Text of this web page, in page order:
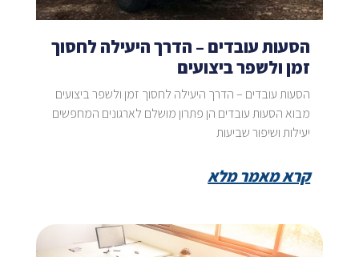
הסעות עובדים – הדרך היעילה לחסוך
זמן ולשפר ביצועים
הסעות עובדים – הדרך היעילה לחסוך זמן ולשפר ביצועים
מבוא הסעות עובדים הן פתרון מושלם לארגונים המחפשים
יעילות ושיפור שביעות
קרא מאמר מלא